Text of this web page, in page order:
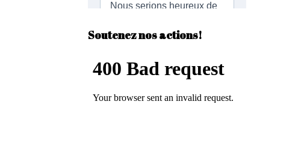
Soutenez nos actions!